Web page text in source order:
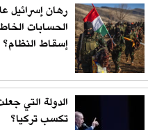
رهان إسرائيل
الحسابات
إسقاط النظام؟
الدولة التي
تكسب تركيا؟